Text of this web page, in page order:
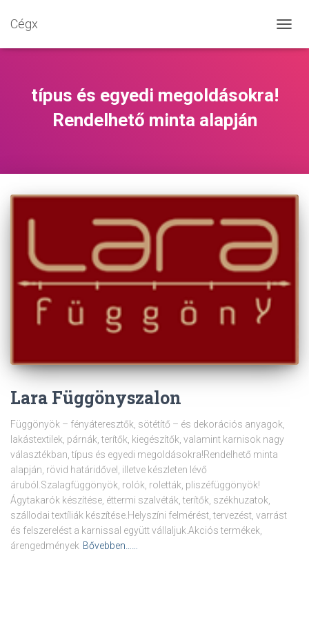
Cégx
BE-/
típus és egyedi megoldásokra!
Rendelhető minta alapján
Lara Függönyszalon
Függönyök – fényáteresztők, sötétítő – és dekorációs anyagok,
lakástextilek, párnák, terítők, kiegészítők, valamint karnisok nagy
választékban, típus és egyedi megoldásokra!Rendelhető minta
alapján, rövid határidővel, illetve készleten lévő
áruból.Szalagfüggönyök, rolók, roletták, pliszéfüggönyök!
Ágytakarók készítése, éttermi szalvéták, terítők, székhuzatok,
szállodai textíliák készítése.Helyszíni felmérést, tervezést, varrást
és felszerelést a karnissal együtt vállaljuk.Akciós termékek,
árengedmények Bővebben……